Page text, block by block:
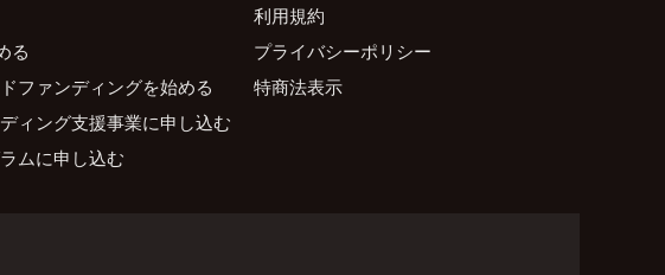
る
ファンディングを始める
ィング支援事業に申し込む
ムに申し込む
利用規約
プライバシーポリシー
特商法表示